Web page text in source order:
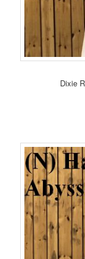
Dixie